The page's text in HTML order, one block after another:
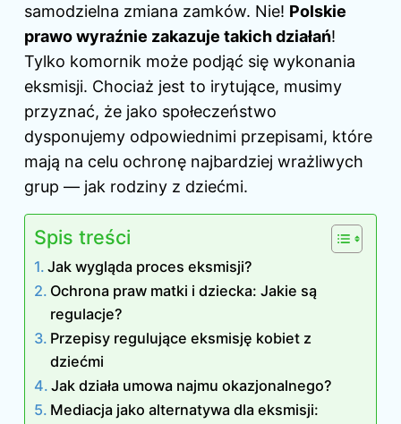
samodzielna zmiana zamków. Nie! Polskie
prawo wyraźnie zakazuje takich działań!
Tylko komornik może podjąć się wykonania
eksmisji. Chociaż jest to irytujące, musimy
przyznać, że jako społeczeństwo
dysponujemy odpowiednimi przepisami, które
mają na celu ochronę najbardziej wrażliwych
grup — jak rodziny z dziećmi.
Spis treści
Jak wygląda proces eksmisji?
Ochrona praw matki i dziecka: Jakie są
regulacje?
Przepisy regulujące eksmisję kobiet z
dziećmi
Jak działa umowa najmu okazjonalnego?
Mediacja jako alternatywa dla eksmisji: